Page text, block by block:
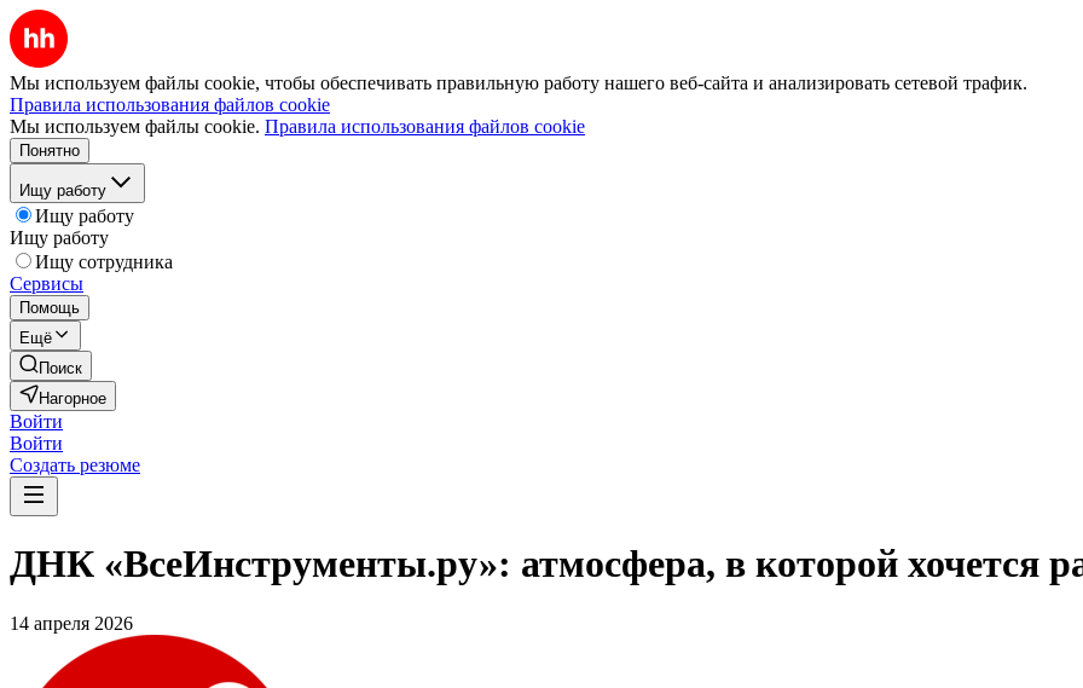
Мы используем файлы cookie, чтобы обеспечивать правильную работу нашего веб-сайта и анализировать сетевой трафик.
Правила использования файлов cookie
Мы используем файлы cookie. Правила использования файлов cookie
Понятно
Ищу работу
Ищу работу
Ищу работу
Ищу сотрудника
Сервисы
Помощь
Ещё
Поиск
Нагорное
Войти
Войти
Создать резюме
ДНК «ВсеИнструменты.ру»: атмосфера, в которой хочется
14 апреля 2026